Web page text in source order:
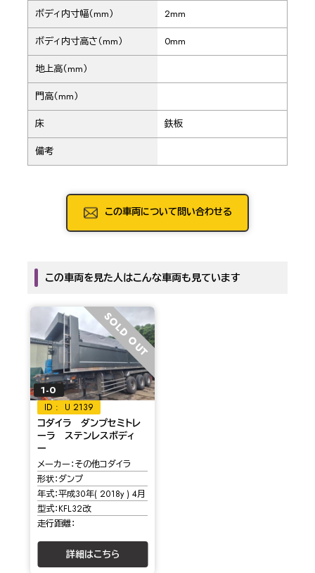
ボディ内寸幅（mm） 2mm
ボディ内寸高さ（mm） 0mm
地上高（mm）
門高（mm）
床 鉄板
備考
この車両について問い合わせる
この車両を見た人はこんな車両も見ています
SOLD OUT
1-0
U 2139
コダイラ ダンプセミトレ
ーラ ステンレスボディ
ー
メーカー その他コダイラ
形状 ダンプ
年式 平成30年( 2018y ) 4月
型式 KFL32改
走行距離
詳細はこちら